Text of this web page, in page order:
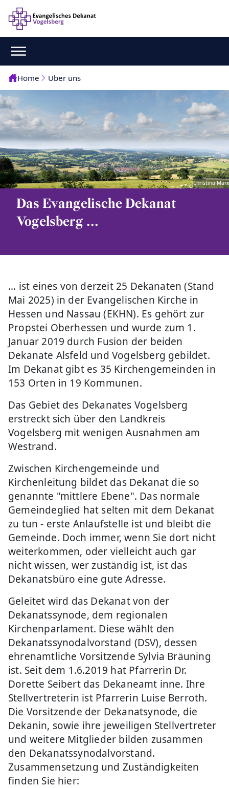
Home Über uns
Christina Marx
Das Evangelische Dekanat
Vogelsberg ...
... ist eines von derzeit 25 Dekanaten (Stand
Mai 2025) in der Evangelischen Kirche in
Hessen und Nassau (EKHN). Es gehört zur
Propstei Oberhessen und wurde zum 1.
Januar 2019 durch Fusion der beiden
Dekanate Alsfeld und Vogelsberg gebildet.
Im Dekanat gibt es 35 Kirchengemeinden in
153 Orten in 19 Kommunen.
Das Gebiet des Dekanates Vogelsberg
erstreckt sich über den Landkreis
Vogelsberg mit wenigen Ausnahmen am
Westrand.
Zwischen Kirchengemeinde und
Kirchenleitung bildet das Dekanat die so
genannte "mittlere Ebene". Das normale
Gemeindeglied hat selten mit dem Dekanat
zu tun - erste Anlaufstelle ist und bleibt die
Gemeinde. Doch immer, wenn Sie dort nicht
weiterkommen, oder vielleicht auch gar
nicht wissen, wer zuständig ist, ist das
Dekanatsbüro eine gute Adresse.
Geleitet wird das Dekanat von der
Dekanatssynode, dem regionalen
Kirchenparlament. Diese wählt den
Dekanatssynodalvorstand (DSV), dessen
ehrenamtliche Vorsitzende Sylvia Bräuning
ist. Seit dem 1.6.2019 hat Pfarrerin Dr.
Dorette Seibert das Dekaneamt inne. Ihre
Stellvertreterin ist Pfarrerin Luise Berroth.
Die Vorsitzende der Dekanatsynode, die
Dekanin, sowie ihre jeweiligen Stellvertreter
und weitere Mitglieder bilden zusammen
den Dekanatssynodalvorstand.
Zusammensetzung und Zuständigkeiten
finden Sie hier: